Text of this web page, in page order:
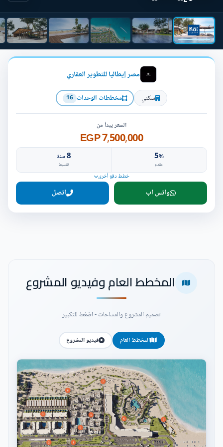
مصر إيطاليا للتطوير العقاري
سكني مخططات الوحدات 16
السعر يبدأ من
7,500,000 EGP
5%
مقدم
8سنة
تقسيط
خطط دفع أخرى
واتس اب اتصل
المخطط العام وفيديو المشروع
تصميم المشروع والمساحات - اضغط للتكبير
المخطط العام فيديو المشروع